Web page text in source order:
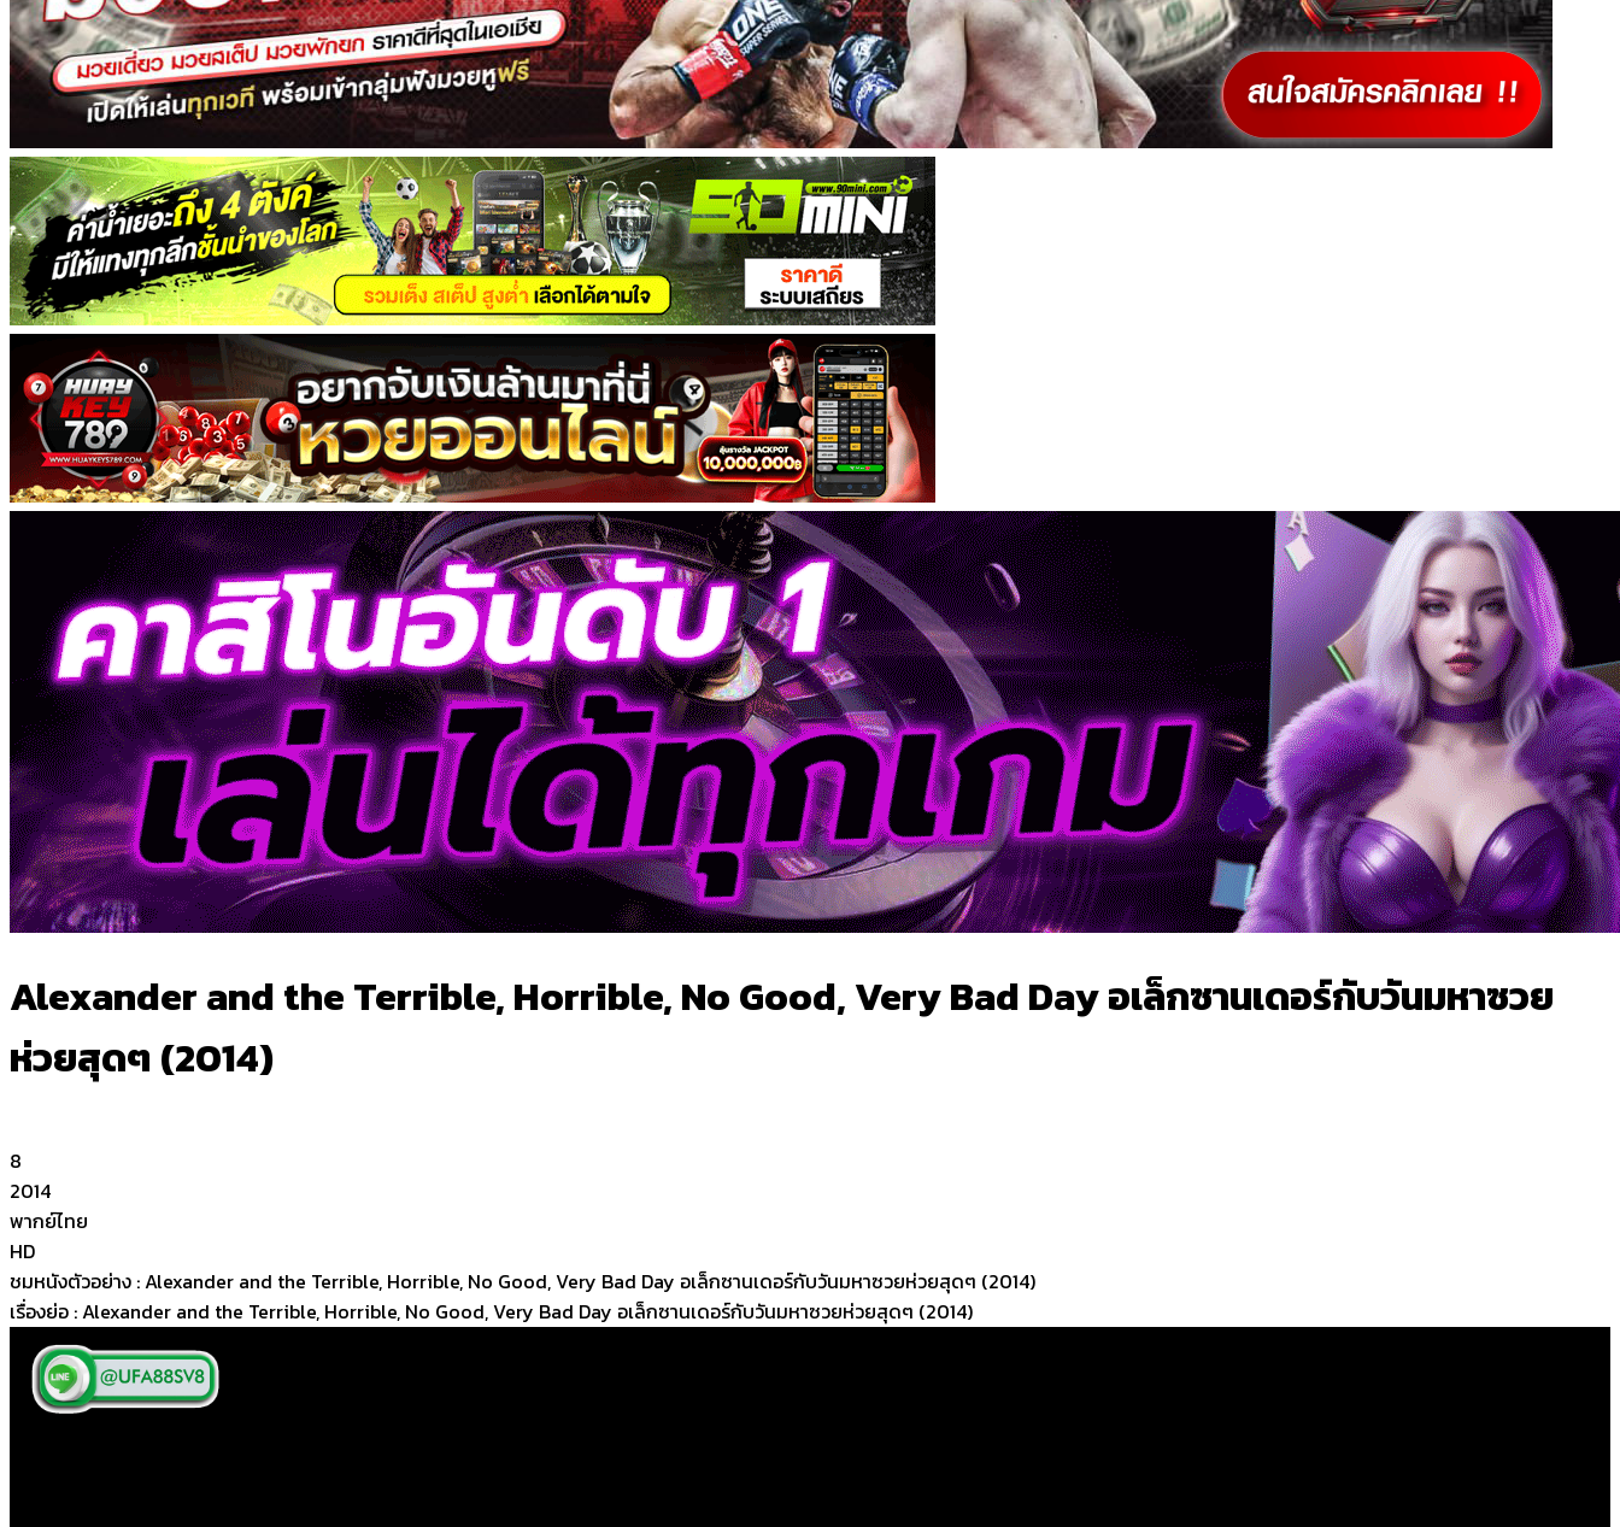
Alexander and the Terrible, Horrible, No Good, Very Bad Day อเล็กซานเดอร์กับวันมหาซวย
ห่วยสุดๆ (2014)
8
2014
พากย์ไทย
HD
ชมหนังตัวอย่าง : Alexander and the Terrible, Horrible, No Good, Very Bad Day อเล็กซานเดอร์กับวันมหาซวยห่วยสุดๆ (2014)
เรื่องย่อ : Alexander and the Terrible, Horrible, No Good, Very Bad Day อเล็กซานเดอร์กับวันมหาซวยห่วยสุดๆ (2014)